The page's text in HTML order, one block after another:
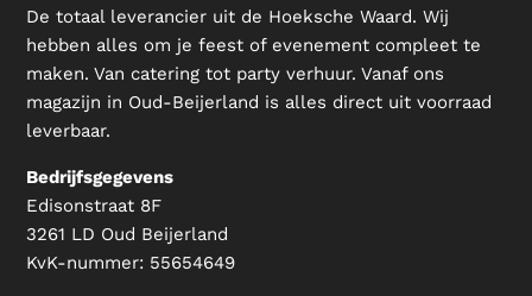
De totaal leverancier uit de Hoeksche Waard. Wij
hebben alles om je feest of evenement compleet te
maken. Van catering tot party verhuur. Vanaf ons
magazijn in Oud-Beijerland is alles direct uit voorraad
leverbaar.
Bedrijfsgegevens
Edisonstraat 8F
3261 LD Oud Beijerland
KvK-nummer: 55654649